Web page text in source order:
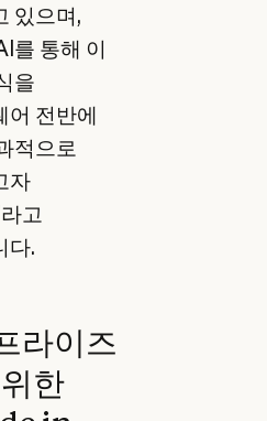
있으며,
를 통해 이
을
어 전반에
적으로
자
고
다.
라이즈
한